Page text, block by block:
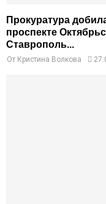
Прокуратура
проспекте
Ставрополь...
От Кристина Волкова